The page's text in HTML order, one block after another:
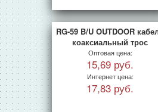
RG-59 B/U OUTDOOR
коаксиальный трос
Оптовая цена:
15,69 руб.
Интернет цена:
17,83 руб.